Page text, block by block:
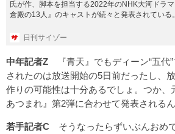
氏が作、脚本を担当する2022年のNHK大河ドラ
倉殿の13人』のキャストが続々と発表されてい
日刊サイゾー
中年記者Z 『青天』でもディーン“五代
されたのは放送開始の5日前だったし、
作りの可能性は十分あるでしょ。つか、
あつまれ』第2弾に合わせて発表される
若手記者C そうなったらずいぶんおめ